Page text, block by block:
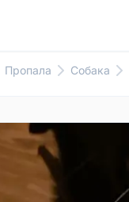
Пропала Собака